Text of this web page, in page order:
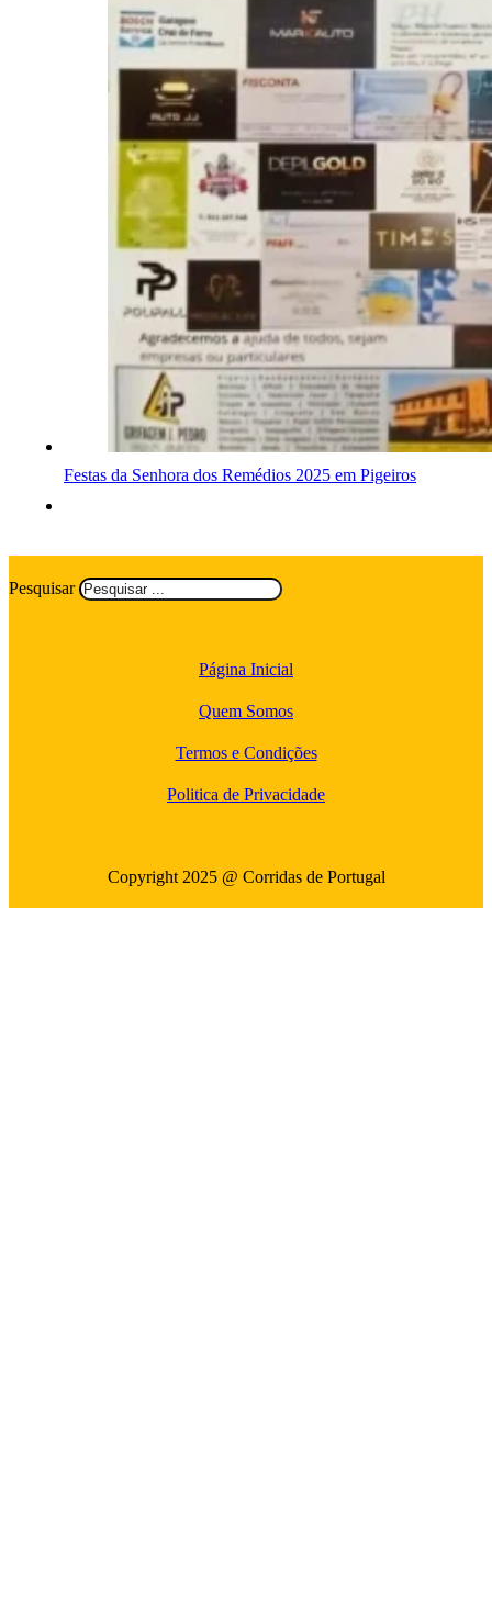
Festas da Senhora dos Remédios 2025 em Pigeiros
Pesquisar
Página Inicial
Quem Somos
Termos e Condições
Politica de Privacidade
Copyright 2025 @ Corridas de Portugal